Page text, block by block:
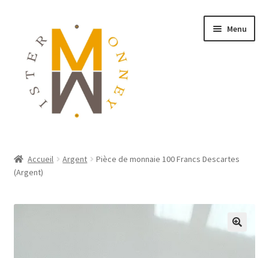
Menu
MONNAIES
BIJOUX
Accueil Argent
Pièce de monnaie 100 Francs Descartes
(Argent)